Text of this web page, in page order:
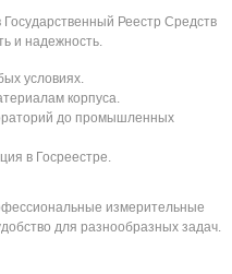
Реестр Средств
и надежность.
условиях.
корпуса.
до промышленных
в Госреестре.
измерительные
для разнообразных задач.